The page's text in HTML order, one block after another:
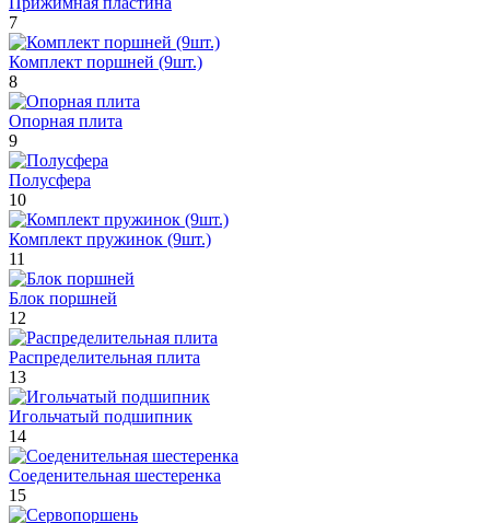
7
Комплект поршней (9шт.)
8
Опорная плита
9
Полусфера
10
Комплект пружинок (9шт.)
11
Блок поршней
12
Распределительная плита
13
Игольчатый подшипник
14
Соеденительная шестеренка
15